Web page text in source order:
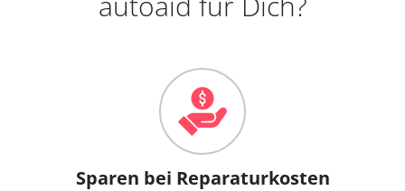
Sparen bei Reparaturkosten